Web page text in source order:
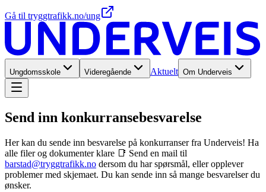
Gå til tryggtrafikk.no/ung
Ungdomsskole Videregående Aktuelt Om Underveis
Send inn konkurranse­besvarelse
Her kan du sende inn besvarelse på konkurranser fra Underveis! Ha
alle filer og dokumenter klare 📑 Send en mail til
barstad@tryggtrafikk.no dersom du har spørsmål, eller opplever
problemer med skjemaet. Du kan sende inn så mange besvarelser du
ønsker.